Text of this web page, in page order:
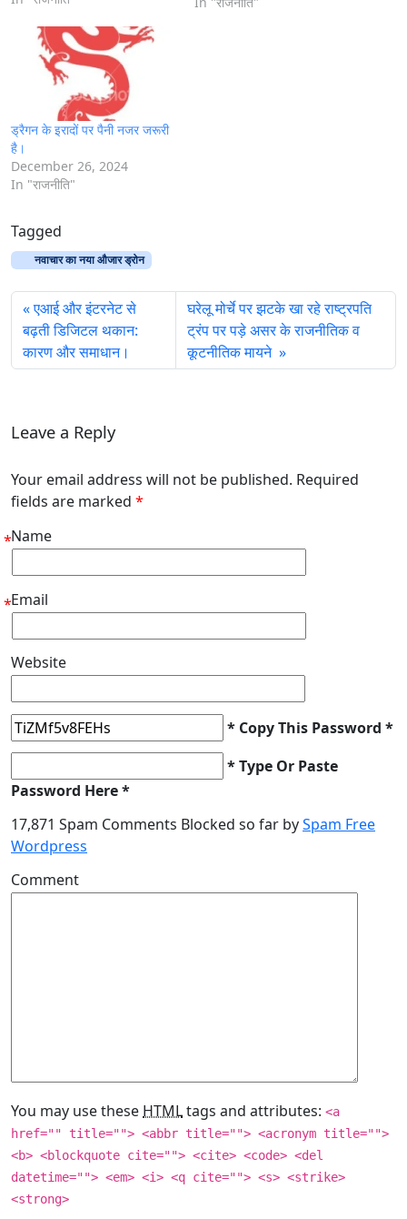
हैं। कृषि आधुनिकीकरण के…
ड्रैगन के इरादों पर पैनी नजर जरूरी
है।
December 26, 2024
In "राजनीति"
Tagged
नवाचार का नया औजार ड्रोन
एआई और इंटरनेट से
बढ़ती डिजिटल थकान:
कारण और समाधान।
घरेलू मोर्चे पर झटके खा रहे राष्ट्रपति
ट्रंप पर पड़े असर के राजनीतिक व
कूटनीतिक मायने
Leave a Reply
Your email address will not be published. Required
fields are marked *
Name
*
Email
*
Website
* Copy This Password *
* Type Or Paste
Password Here *
17,871 Spam Comments Blocked so far bySpam Free
Wordpress
Comment
You may use these HTMLtags and attributes: <a
href="" title=""> <abbr title=""> <acronym title="">
<b> <blockquote cite=""> <cite> <code> <del
datetime=""> <em> <i> <q cite=""> <s> <strike>
<strong>